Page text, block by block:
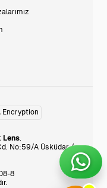
Encryption
Lens.
No:59/A Üsküdar /
8